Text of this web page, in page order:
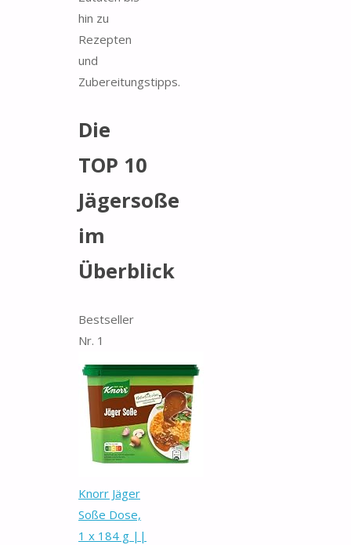
hin zu
Rezepten
und
Zubereitungstipps.
Die
TOP 10
Jägersoße
im
Überblick
Bestseller
Nr. 1
Knorr Jäger
Soße Dose,
1 x 184 g ||